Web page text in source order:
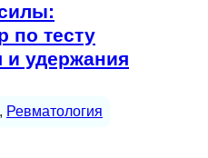
по тесту
и удержания
, Ревматология